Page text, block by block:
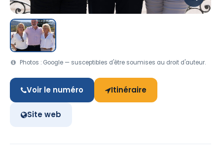
Photos : Google — susceptibles d'être soumises au droit d'auteur.
Voir le numéro Itinéraire
Site web